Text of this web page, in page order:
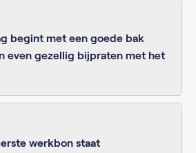
begint met een goede bak
even gezellig bijpraten met het
werkbon staat